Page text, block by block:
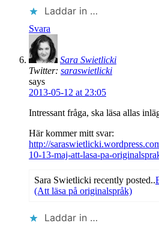
Laddar in …
Svara
Sara Swietlicki
Twitter: saraswietlicki
says
2013-05-12 at 23:05
Intressant fråga, ska läsa allas
Här kommer mitt svar:
http://
10-13-maj-att-lasa-pa-
Sara Swietlicki recently posted..
(Att läsa på originalspråk)
Laddar in …